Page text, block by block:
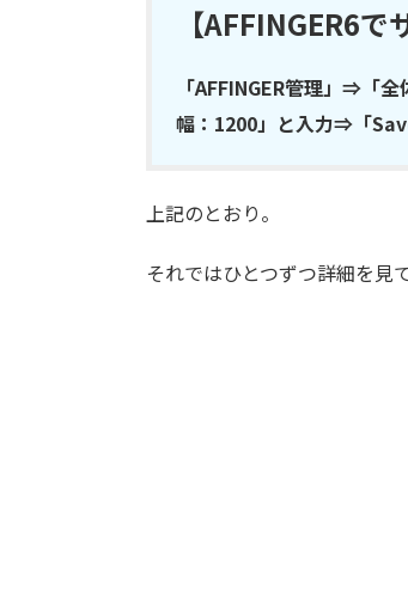
【AFFINGER6で
「AFFINGER管理」⇒「
幅：1200」と入力⇒「
上記のとおり。
それではひとつずつ詳細を見